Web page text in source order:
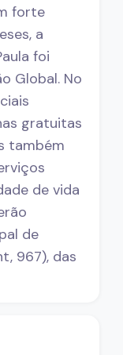
forte
a
foi
Global. No
gratuitas
também
de vida
de
967), das